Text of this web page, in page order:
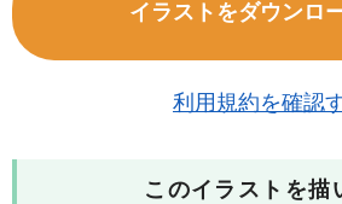
イラストをダウンロ
利用規約を確認
このイラストを描